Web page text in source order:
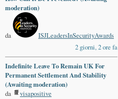
moderation)
da
ISJLeadersInSecurityAwards
2 giorni, 2 ore fa
Indefinite Leave To Remain UK For
Permanent Settlement And Stability
(Awaiting moderation)
da
visapositive